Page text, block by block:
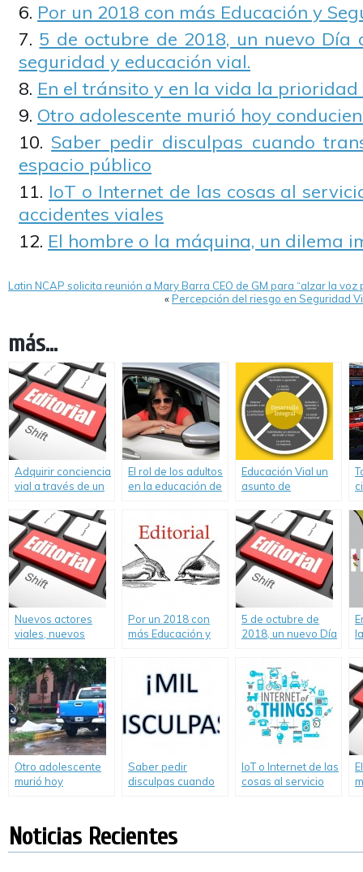
Por un 2018 con más Educación y
5 de octubre de 2018, un nuevo Día
seguridad y educación vial.
En el tránsito y en la vida la prioridad
Otro adolescente murió hoy
Saber pedir disculpas cuando
espacio público
IoT o Internet de las cosas al
accidentes viales
El hombre o la máquina, un dilema
Latin NCAP solicita reunión a Mary Barra CEO de GM para “alzar la voz
«Percepción del riesgo en Seguridad
más...
Adquirir conciencia
vial a través de un
El rol de los adultos
en la educación de
Educación Vial un
asunto de
integral
Nuevos actores
viales, nuevos
resolver.
Por un 2018 con
más Educación y
5 de octubre de
2018, un nuevo Día
educación vial.
Otro adolescente
murió hoy
Saber pedir
disculpas cuando
IoT o Internet de las
cosas al servicio
Noticias Recientes